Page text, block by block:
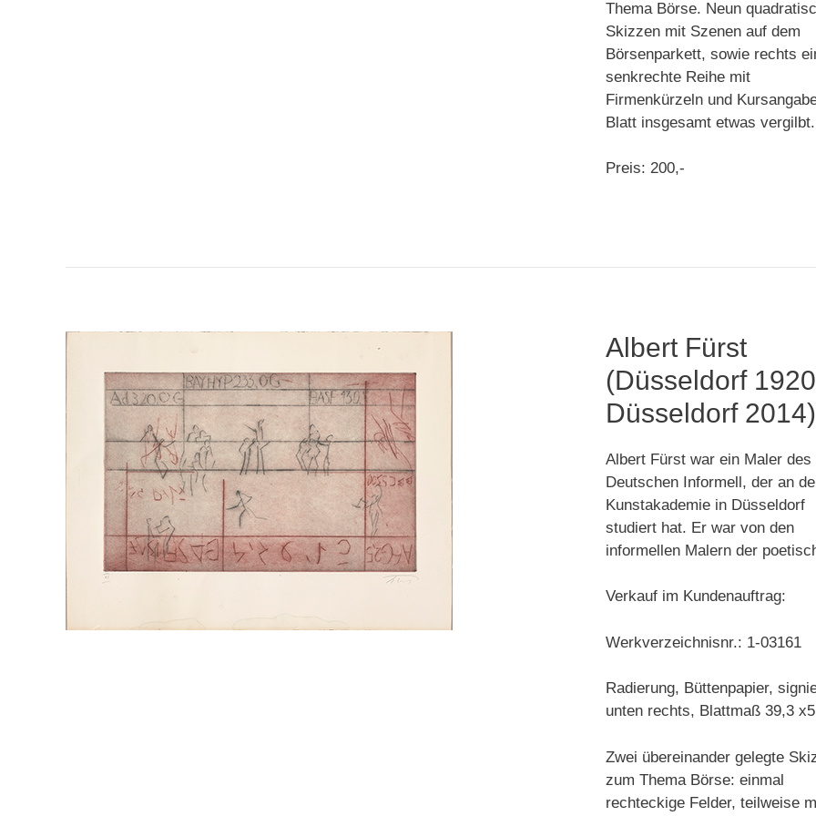
Thema Börse. Neun
Skizzen mit Szenen auf dem
Börsenparkett, sowie rechts
senkrechte Reihe mit
Firmenkürzeln und
Blatt insgesamt etwas vergilbt.
Preis: 200,-
Albert Fürst
(Düsseldorf
Düsseldorf 2014)
Albert Fürst war ein Maler des
Deutschen Informell, der an
Kunstakademie in Düsseldorf
studiert hat. Er war von den
informellen Malern der
Verkauf im Kundenauftrag:
Werkverzeichnisnr.: 1-03161
Radierung, Büttenpapier,
unten rechts, Blattmaß 39,3
Zwei übereinander gelegte
zum Thema Börse: einmal
rechteckige Felder, teilweise